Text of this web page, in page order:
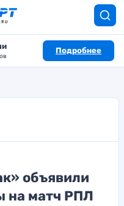
Подробнее
объявили
на матч РПЛ